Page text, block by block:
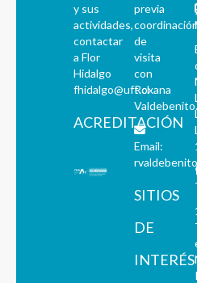
y sus
actividades,
contactar
a Flor
Hidalgo
fhidalgo@uft.cl
ACREDITACIÓN
previa
de
visita
con
Roxana
Valdebenito.
Email:
SITIOS
DE
INTERÉS